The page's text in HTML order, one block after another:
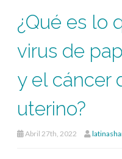
¿Qué es lo
virus de
y el cáncer
uterino?
Abril 27th, 2022